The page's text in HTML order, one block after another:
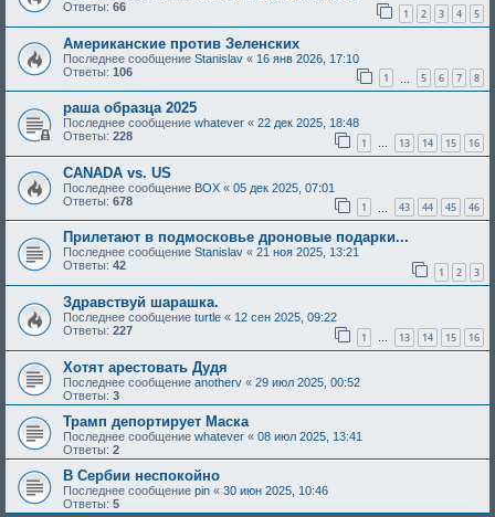
Ответы: 66 1 2 3 4 5
Американские против Зеленских
Последнее сообщение Stanislav « 16 янв 2026, 17:10
Ответы: 106 1 5 6 7 8
раша образца 2025
Последнее сообщение whatever « 22 дек 2025, 18:48
Ответы: 228 1 … 13 14 15 16
CANADA vs. US
Последнее сообщение BOX « 05 дек 2025, 07:01
Ответы: 678 1 43 44 45 46
Прилетают в подмосковье дроновые подарки...
Последнее сообщение Stanislav « 21 ноя 2025, 13:21
Ответы: 42 1 2 3
Здравствуй шарашка.
Последнее сообщение turtle « 12 сен 2025, 09:22
Ответы: 227 1 … 13 14 15 16
Хотят арестовать Дудя
Последнее сообщение anotherv « 29 июл 2025, 00:52
Ответы: 3
Трамп депортирует Маска
Последнее сообщение whatever « 08 июл 2025, 13:41
Ответы: 2
В Сербии неспокойно
Последнее сообщение pin « 30 июн 2025, 10:46
Ответы: 5